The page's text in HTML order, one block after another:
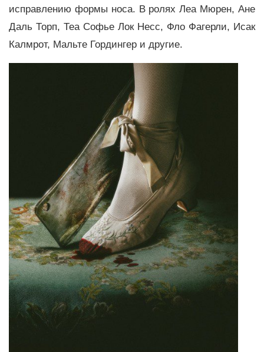
исправлению формы носа. В ролях Леа Мюрен, Ане
Даль Торп, Теа Софье Лок Несс, Фло Фагерли, Исак
Калмрот, Мальте Гордингер и другие.